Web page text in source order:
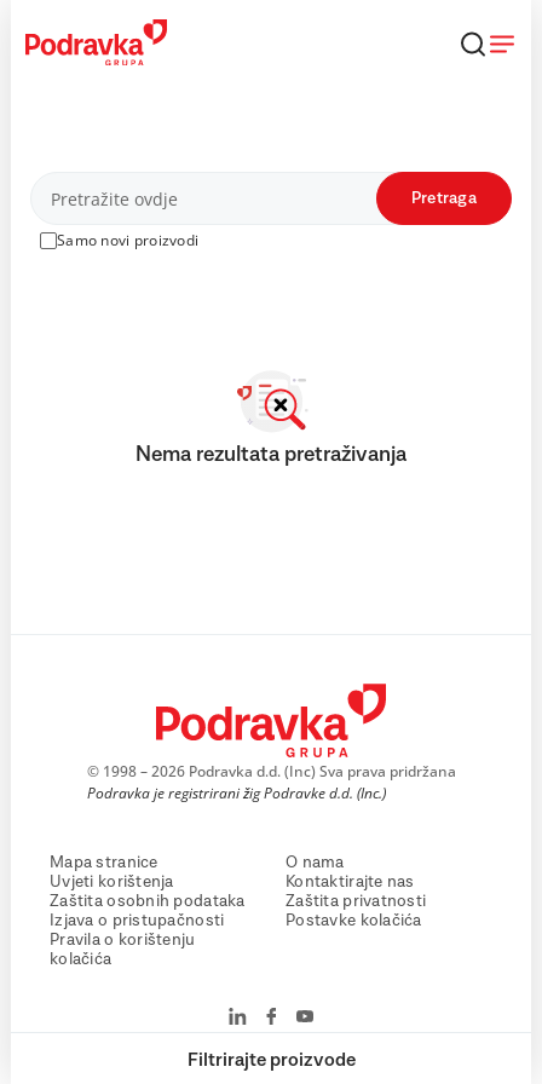
content
Proizvodi
Samo novi proizvodi
Pretraga
Filtrirajte proizvode
Nema rezultata pretraživanja
© 1998 – 2026 Podravka d.d. (Inc) Sva prava pridržana
Podravka je registrirani žig Podravke d.d. (Inc.)
Mapa stranice
Uvjeti korištenja
Zaštita osobnih podataka
Izjava o pristupačnosti
Pravila o korištenju
kolačića
O nama
Kontaktirajte nas
Zaštita privatnosti
Postavke kolačića